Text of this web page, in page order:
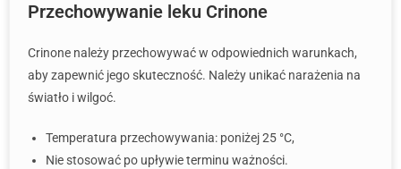
Przechowywanie leku Crinone
Crinone należy przechowywać w odpowiednich warunkach,
aby zapewnić jego skuteczność. Należy unikać narażenia na
światło i wilgoć.
Temperatura przechowywania: poniżej 25 °C,
Nie stosować po upływie terminu ważności.